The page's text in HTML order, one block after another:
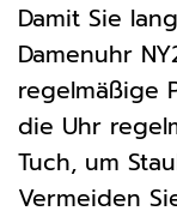
Damit Sie
Damenuhr
regelmäßige
die Uhr
Tuch, um
Vermeiden